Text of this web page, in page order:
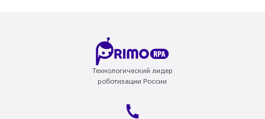
Технологический лидер
роботизации России